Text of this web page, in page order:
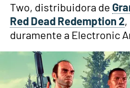
Two, distribuidora de
Red Dead Redemption 2
duramente a Electronic